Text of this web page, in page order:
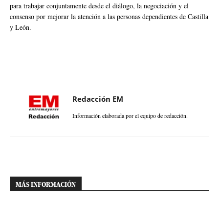
para trabajar conjuntamente desde el diálogo, la negociación y el
consenso por mejorar la atención a las personas dependientes de Castilla
y León.
Redacción EM
Información elaborada por el equipo de redacción.
MÁS INFORMACIÓN